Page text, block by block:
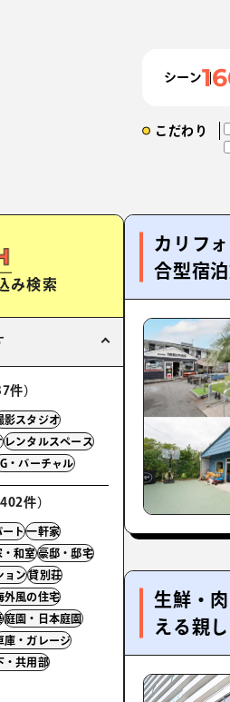
シーン
こだわり
カリフ
合型宿
生鮮・
える親
み検索
件）
影スタジオ
レンタルスペース
・バーチャル
件）
ート一軒家
・和室豪邸・邸宅
ョン貸別荘
外風の住宅
庭園・日本庭園
庫・ガレージ
・共用部